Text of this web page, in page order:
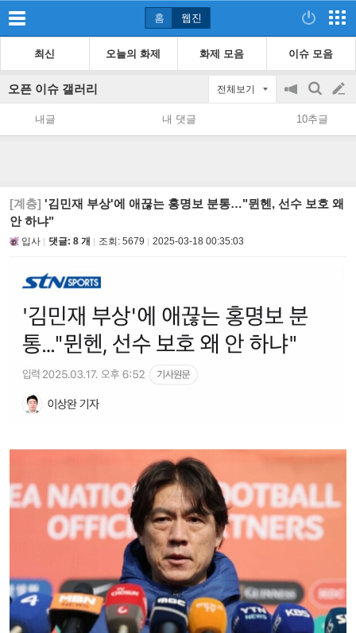
홈 웹진
최신 오늘의 화제 화제 모음 이슈 모음
오픈 이슈 갤러리 전체보기
공
지
on/off
검
색
글
쓰
내글 내 댓글 10추글
[계층] '김민재 부상'에 애끊는 홍명보 분통…"뮌헨, 선수 보호 왜
안 하냐"
입사 댓글: 8 개 조회: 5679 2025-03-18 00:35:03